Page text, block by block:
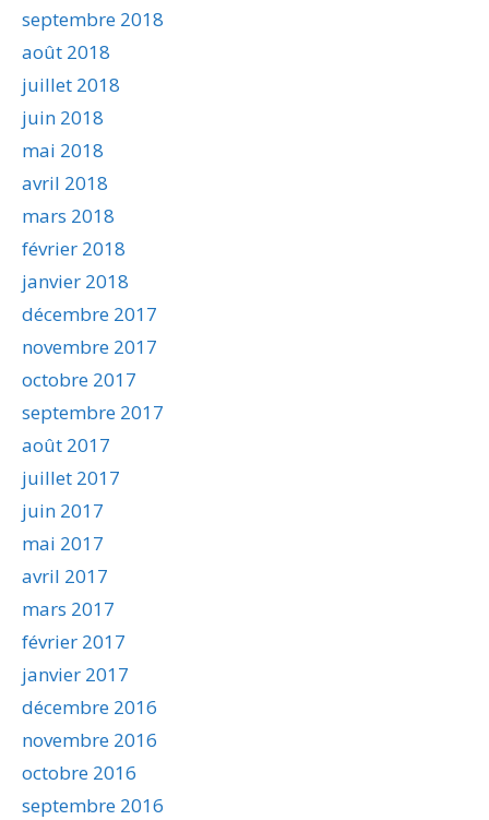
septembre 2018
août 2018
juillet 2018
juin 2018
mai 2018
avril 2018
mars 2018
février 2018
janvier 2018
décembre 2017
novembre 2017
octobre 2017
septembre 2017
août 2017
juillet 2017
juin 2017
mai 2017
avril 2017
mars 2017
février 2017
janvier 2017
décembre 2016
novembre 2016
octobre 2016
septembre 2016